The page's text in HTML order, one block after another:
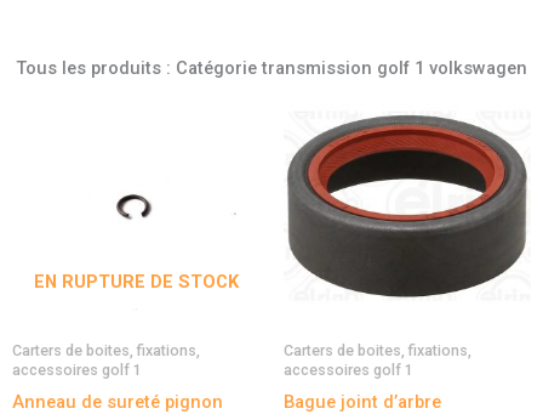
Tous les produits : Catégorie transmission golf 1 volkswagen
EN RUPTURE DE STOCK
Carters de boites, fixations,
accessoires golf 1
Anneau de sureté pignon
Carters de boites, fixations,
accessoires golf 1
Bague joint d’arbre